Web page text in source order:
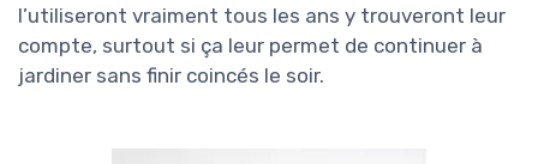
l’utiliseront vraiment tous les ans y trouveront leur
compte, surtout si ça leur permet de continuer à
jardiner sans finir coincés le soir.